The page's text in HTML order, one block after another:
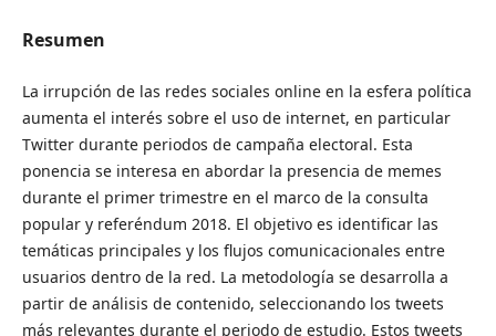
Resumen
La irrupción de las redes sociales online en la esfera política
aumenta el interés sobre el uso de internet, en particular
Twitter durante periodos de campaña electoral. Esta
ponencia se interesa en abordar la presencia de memes
durante el primer trimestre en el marco de la consulta
popular y referéndum 2018. El objetivo es identificar las
temáticas principales y los flujos comunicacionales entre
usuarios dentro de la red. La metodología se desarrolla a
partir de análisis de contenido, seleccionando los tweets
más relevantes durante el periodo de estudio. Estos tweets